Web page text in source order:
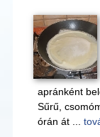
apránként
Sűrű,
órán át ...